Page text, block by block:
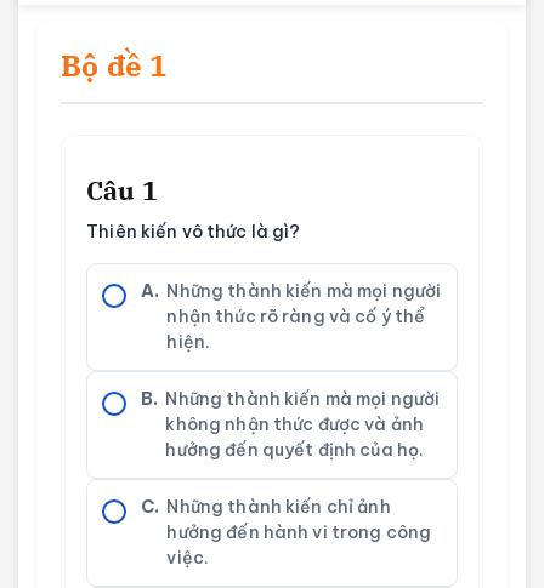
Bộ đề 1
Câu 1
Thiên kiến vô thức là gì?
A. Những thành kiến mà mọi người
nhận thức rõ ràng và cố ý thể
hiện.
B. Những thành kiến mà mọi người
không nhận thức được và ảnh
hưởng đến quyết định của họ.
C. Những thành kiến chỉ ảnh
hưởng đến hành vi trong công
việc.